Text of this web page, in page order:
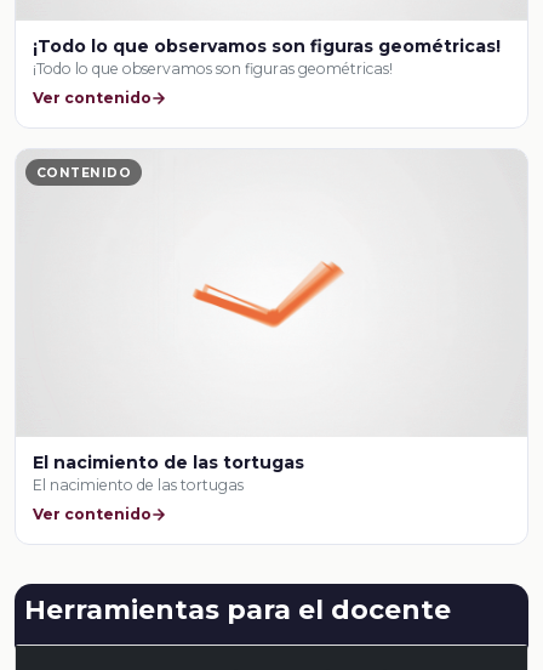
¡Todo lo que observamos son figuras geométricas!
¡Todo lo que observamos son figuras geométricas!
Ver contenido
CONTENIDO
El nacimiento de las tortugas
El nacimiento de las tortugas
Ver contenido
Herramientas para el docente